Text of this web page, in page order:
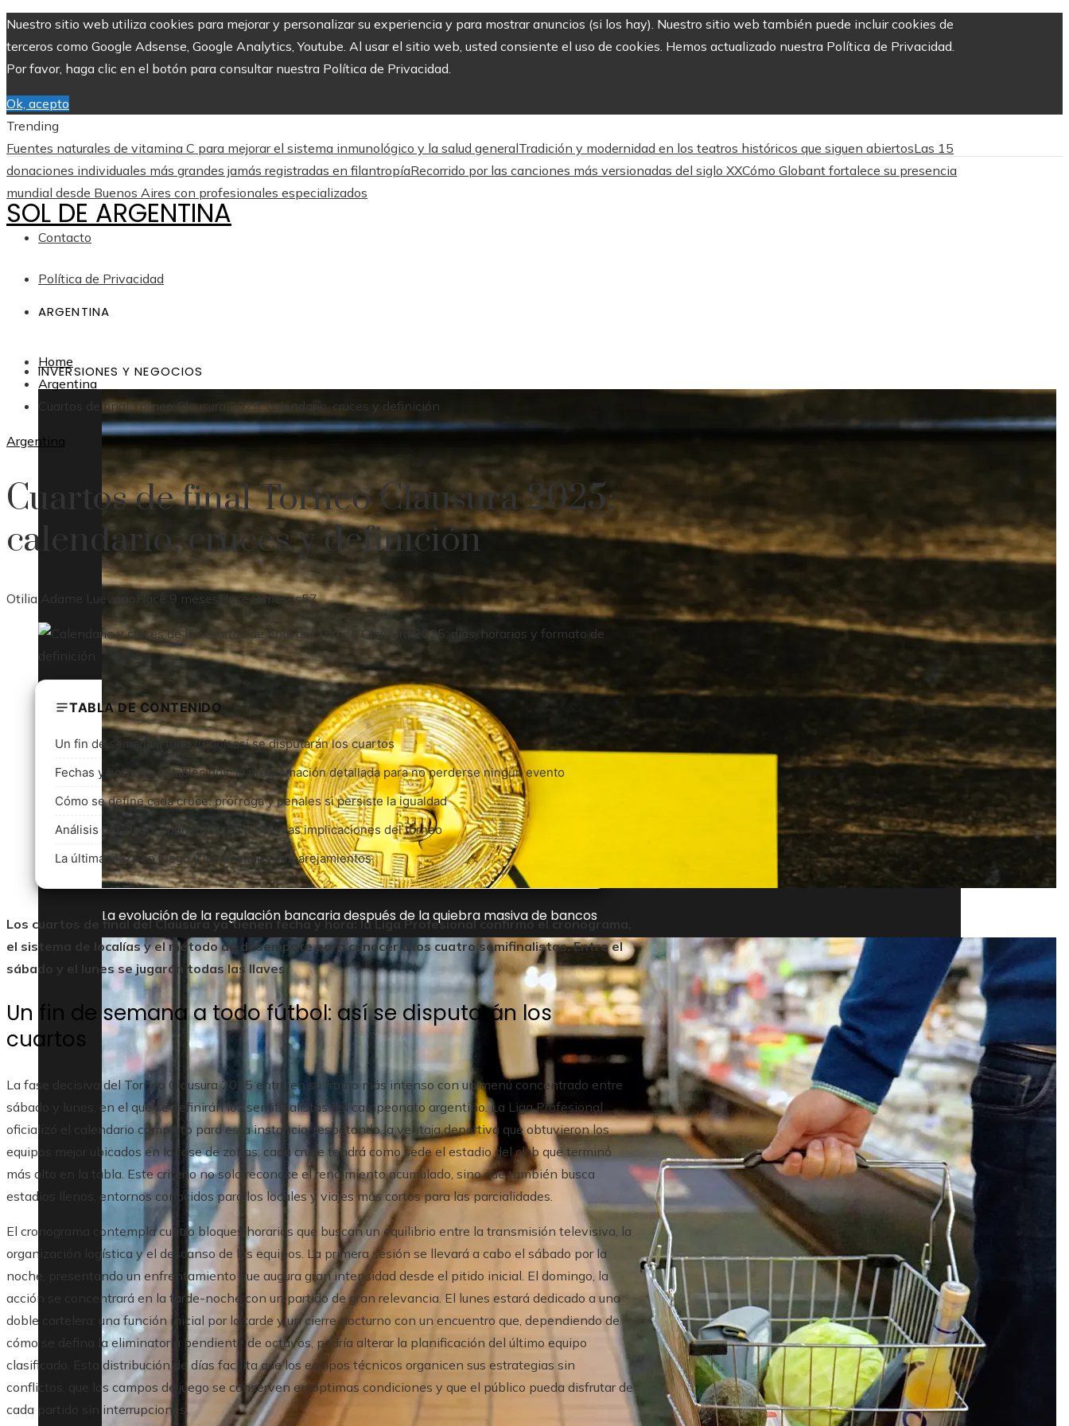
Nuestro sitio web utiliza cookies para mejorar y personalizar su experiencia y para mostrar anuncios (si los hay). Nuestro sitio web también puede incluir cookies de
terceros como Google Adsense, Google Analytics, Youtube. Al usar el sitio web, usted consiente el uso de cookies. Hemos actualizado nuestra Política de Privacidad.
Por favor, haga clic en el botón para consultar nuestra Política de Privacidad.
Ok, acepto
Trending
Fuentes naturales de vitamina C para mejorar el sistema inmunológico y la salud generalTradición y modernidad en los teatros históricos que siguen abiertosLas 15
donaciones individuales más grandes jamás registradas en filantropíaRecorrido por las canciones más versionadas del siglo XXCómo Globant fortalece su presencia
mundial desde Buenos Aires con profesionales especializados
Contacto
Política de Privacidad
SOL DE ARGENTINA
ARGENTINA
INVERSIONES Y NEGOCIOS
La evolución de la regulación bancaria después de la quiebra masiva de bancos
Home
Argentina
Cuartos de final Torneo Clausura 2025: calendario, cruces y definición
Argentina
Cuartos de final Torneo Clausura 2025:
calendario, cruces y definición
Otilia Adame Luevano Hace 9 mesesHace 8 meses57
TABLA DE CONTENIDO
Un fin de semana a todo fútbol: así se disputarán los cuartos
Fechas y horarios establecidos: la programación detallada para no perderse ningún evento
Cómo se define cada cruce: prórroga y penales si persiste la igualdad
Análisis detallado: oponentes, historial y las implicaciones del torneo
La última plaza en juego y los posibles emparejamientos
Los cuartos de final del Clausura ya tienen fecha y hora: la Liga Profesional confirmó el cronograma,
el sistema de localías y el método de desempate para conocer a los cuatro semifinalistas. Entre el
sábado y el lunes se jugarán todas las llaves.
Un fin de semana a todo fútbol: así se disputarán los
cuartos
La fase decisiva del Torneo Clausura 2025 entra en su tramo más intenso con un menú concentrado entre
sábado y lunes, en el que se definirán los semifinalistas del campeonato argentino. La Liga Profesional
oficializó el calendario completo para esta instancia, respetando la ventaja deportiva que obtuvieron los
equipos mejor ubicados en la fase de zonas: cada cruce tendrá como sede el estadio del club que terminó
más alto en la tabla. Este criterio no solo reconoce el rendimiento acumulado, sino que también busca
estadios llenos, entornos conocidos para los locales y viajes más cortos para las parcialidades.
El cronograma contempla cuatro bloques horarios que buscan un equilibrio entre la transmisión televisiva, la
organización logística y el descanso de los equipos. La primera sesión se llevará a cabo el sábado por la
noche, presentando un enfrentamiento que augura gran intensidad desde el pitido inicial. El domingo, la
acción se concentrará en la tarde-noche con un partido de gran relevancia. El lunes estará dedicado a una
doble cartelera: una función inicial por la tarde y un cierre nocturno con un encuentro que, dependiendo de
cómo se defina la eliminatoria pendiente de octavos, podría alterar la planificación del último equipo
clasificado. Esta distribución de días facilita que los equipos técnicos organicen sus estrategias sin
conflictos, que los campos de juego se conserven en óptimas condiciones y que el público pueda disfrutar de
cada partido sin interrupciones.